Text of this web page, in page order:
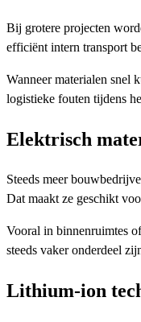
Bij grotere projecten
efficiënt intern transport
Wanneer materialen snel
logistieke fouten tijdens
Elektrisch
Steeds meer
Dat maakt ze geschikt
Vooral in binnenruimtes
steeds vaker onderdeel
Lithium-ion